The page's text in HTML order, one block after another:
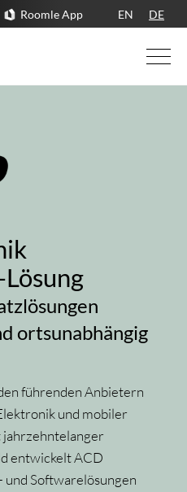
Roomle App EN DE
ortsunabhängig
führenden Anbietern
und mobiler
entwickelt ACD
Softwarelösungen